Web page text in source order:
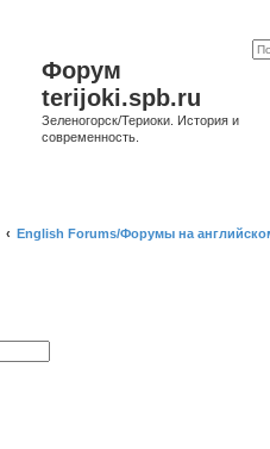
Форум
terijoki.spb.ru
Зеленогорск/Териоки. История и
современность.
English Forums/Форумы на